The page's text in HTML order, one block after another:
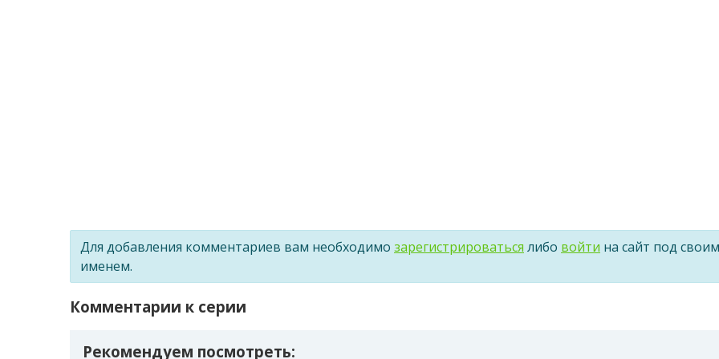
Для добавления комментариев вам необходимо зарегистрироваться либо войти на сайт под своим
именем.
Комментарии к серии
Рекомендуем посмотреть: